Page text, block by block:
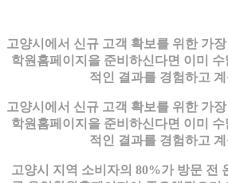
고양시에서 신규 고객 확보를 위한 가
학원홈페이지을 준비하신다면 이미
적인 결과를 경험하고
고양시에서 신규 고객 확보를 위한 가
학원홈페이지을 준비하신다면 이미
적인 결과를 경험하고
고양시 지역 소비자의 80%가 방문 전